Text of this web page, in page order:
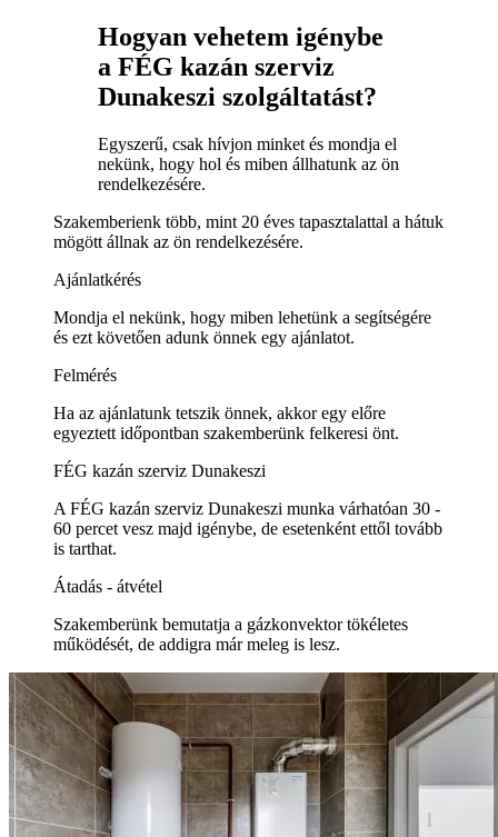
Hogyan vehetem igénybe
a FÉG kazán szerviz
Dunakeszi szolgáltatást?
Egyszerű, csak hívjon minket és mondja el
nekünk, hogy hol és miben állhatunk az ön
rendelkezésére.
Szakemberienk több, mint 20 éves tapasztalattal a hátuk
mögött állnak az ön rendelkezésére.
Ajánlatkérés
Mondja el nekünk, hogy miben lehetünk a segítségére
és ezt követően adunk önnek egy ajánlatot.
Felmérés
Ha az ajánlatunk tetszik önnek, akkor egy előre
egyeztett időpontban szakemberünk felkeresi önt.
FÉG kazán szerviz Dunakeszi
A FÉG kazán szerviz Dunakeszi munka várhatóan 30 -
60 percet vesz majd igénybe, de esetenként ettől tovább
is tarthat.
Átadás - átvétel
Szakemberünk bemutatja a gázkonvektor tökéletes
működését, de addigra már meleg is lesz.